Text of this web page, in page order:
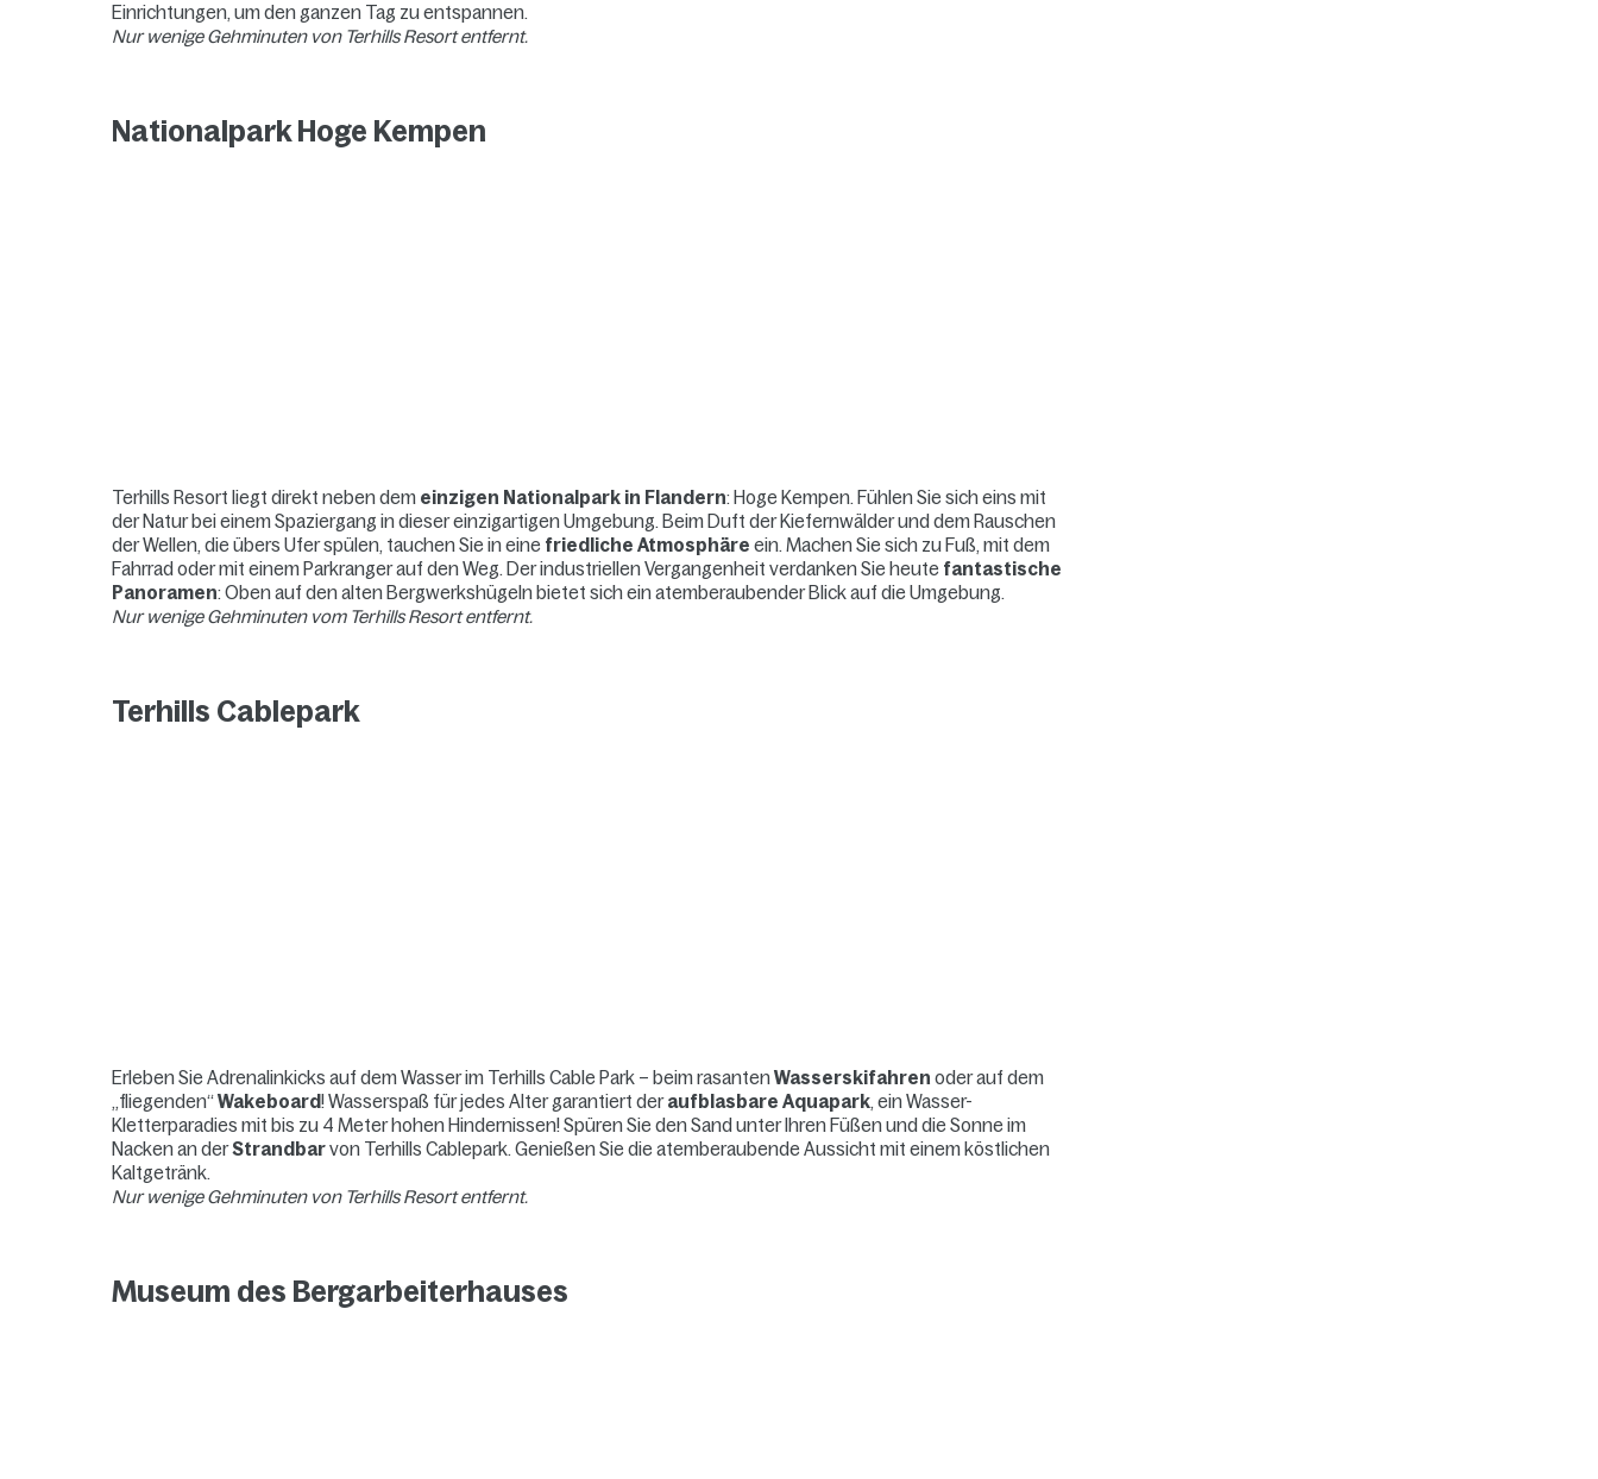
Einrichtungen, um den ganzen Tag zu entspannen.
Nur wenige Gehminuten von Terhills Resort entfernt.
Nationalpark Hoge Kempen
Terhills Resort liegt direkt neben dem einzigen Nationalpark in Flandern: Hoge Kempen. Fühlen Sie sich eins mit
der Natur bei einem Spaziergang in dieser einzigartigen Umgebung. Beim Duft der Kiefernwälder und dem Rauschen
der Wellen, die übers Ufer spülen, tauchen Sie in eine friedliche Atmosphäre ein. Machen Sie sich zu Fuß, mit dem
Fahrrad oder mit einem Parkranger auf den Weg. Der industriellen Vergangenheit verdanken Sie heute fantastische
Panoramen: Oben auf den alten Bergwerkshügeln bietet sich ein atemberaubender Blick auf die Umgebung.
Nur wenige Gehminuten vom Terhills Resort entfernt.
Terhills Cablepark
Erleben Sie Adrenalinkicks auf dem Wasser im Terhills Cable Park – beim rasantenWasserskifahren oder auf dem
„fliegenden“Wakeboard! Wasserspaß für jedes Alter garantiert deraufblasbare Aquapark, ein Wasser-
Kletterparadies mit bis zu 4 Meter hohen Hindernissen! Spüren Sie den Sand unter Ihren Füßen und die Sonne im
Nacken an derStrandbarvon Terhills Cablepark. Genießen Sie die atemberaubende Aussicht mit einem köstlichen
Kaltgetränk.
Nur wenige Gehminuten von Terhills Resort entfernt.
Museum des Bergarbeiterhauses